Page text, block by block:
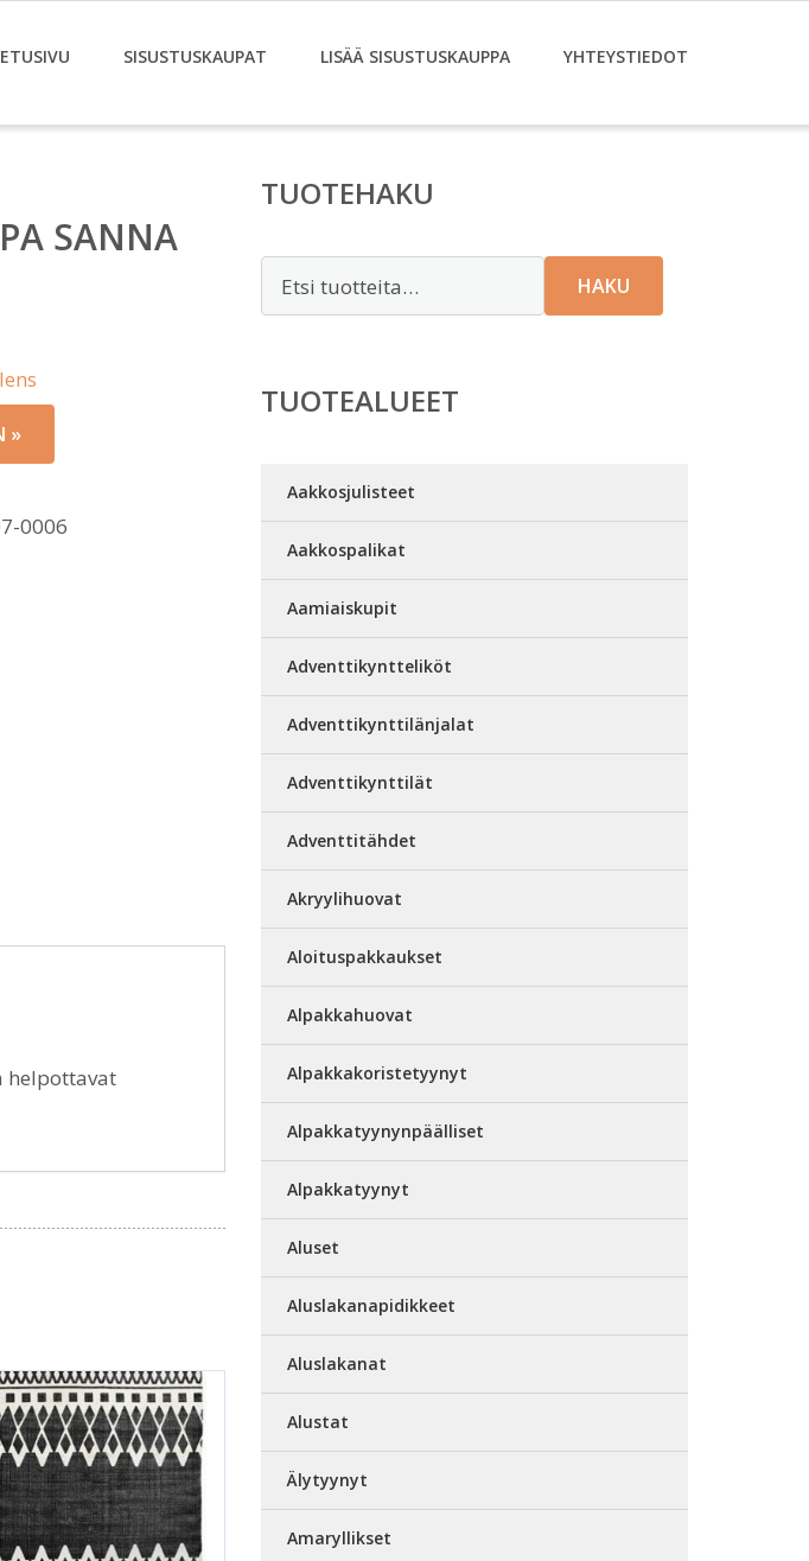
ETUSIVU SISUSTUSKAUPAT LISÄÄ SISUSTUSKAUPPA YHTEYSTIEDOT
SANNA
»
0006
helpottavat
TUOTEHAKU
HAKU
TUOTEALUEET
Aakkosjulisteet
Aakkospalikat
Aamiaiskupit
Adventtikyntteliköt
Adventtikynttilänjalat
Adventtikynttilät
Adventtitähdet
Akryylihuovat
Aloituspakkaukset
Alpakkahuovat
Alpakkakoristetyynyt
Alpakkatyynynpäälliset
Alpakkatyynyt
Aluset
Aluslakanapidikkeet
Aluslakanat
Alustat
Älytyynyt
Amaryllikset